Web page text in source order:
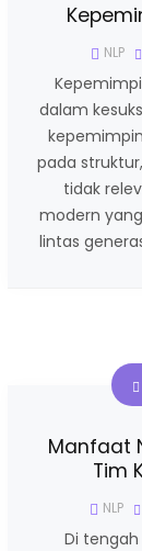
NLP
dalam
pada
tidak
modern
lintas
Manfaat
Tim
NLP
Di